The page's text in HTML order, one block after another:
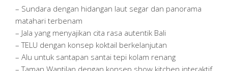
– Sundara dengan hidangan laut segar dan panorama
matahari terbenam
– Jala yang menyajikan cita rasa autentik Bali
– TELU dengan konsep koktail berkelanjutan
– Alu untuk santapan santai tepi kolam renang